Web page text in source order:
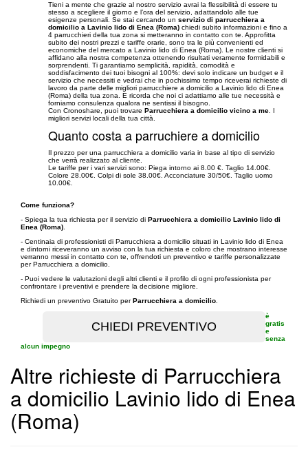
Tieni a mente che grazie al nostro servizio avrai la flessibilità di essere tu
stesso a scegliere il giorno e l’ora del servizio, adattandolo alle tue
esigenze personali. Se stai cercando un servizio di parrucchiera a
domicilio a Lavinio lido di Enea (Roma) chiedi subito informazioni e fino a
4 parrucchieri della tua zona si metteranno in contatto con te. Approfitta
subito dei nostri prezzi e tariffe orarie, sono tra le più convenienti ed
economiche del mercato a Lavinio lido di Enea (Roma). Le nostre clienti si
affidano alla nostra competenza ottenendo risultati veramente formidabili e
sorprendenti. Ti garantiamo semplicità, rapidità, comodità e
soddisfacimento dei tuoi bisogni al 100%: devi solo indicare un budget e il
servizio che necessiti e vedrai che in pochissimo tempo riceverai richieste di
lavoro da parte delle migliori parrucchiere a domicilio a Lavinio lido di Enea
(Roma) della tua zona. E ricorda che noi ci adattiamo alle tue necessità e
forniamo consulenza qualora ne sentissi il bisogno.
Con Cronoshare, puoi trovare Parrucchiera a domicilio vicino a me . I
migliori servizi locali della tua città.
Quanto costa a parruchiere a domicilio
Il prezzo per una parrucchiera a domicilio varia in base al tipo di servizio
che verrà realizzato al cliente.
Le tariffe per i vari servizi sono: Piega intorno ai 8.00 €. Taglio 14.00€.
Colore 28.00€. Colpi di sole 38.00€. Acconciature 30/50€. Taglio uomo
10.00€.
Come funziona?
- Spiega la tua richiesta per il servizio di Parrucchiera a domicilio Lavinio lido di
Enea (Roma)
- Centinaia di professionisti di Parrucchiera a domicilio situati in Lavinio lido di Enea
e dintorni riceveranno un avviso con la tua richiesta e coloro che mostrano interesse
verranno messi in contatto con te, offrendoti un preventivo e tariffe personalizzate
per Parrucchiera a domicilio.
- Puoi vedere le valutazioni degli altri clienti e il profilo di ogni professionista per
confrontare i preventivi e prendere la decisione migliore.
Richiedi un preventivo Gratuito perParrucchiera a domicilio
è
gratis
e
senza
alcun impegno
Altre richieste di Parrucchiera
a domicilio Lavinio lido di Enea
(Roma)